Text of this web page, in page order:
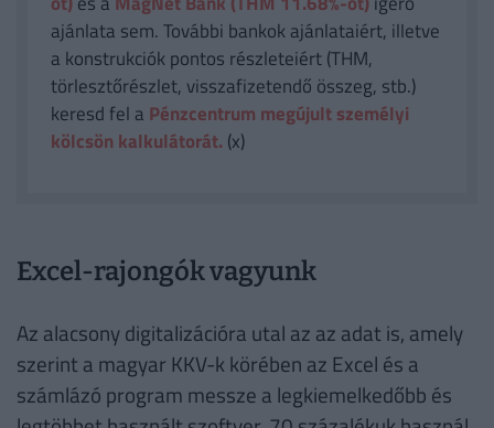
ajánlata sem. További bankok ajánlataiért, illetve
a konstrukciók pontos részleteiért (THM,
törlesztőrészlet, visszafizetendő összeg, stb.)
keresd fel a Pénzcentrum megújult személyi
kölcsön kalkulátorát. (x)
Excel-rajongók vagyunk
Az alacsony digitalizációra utal az az adat is, amely
szerint a magyar KKV-k körében az Excel és a
számlázó program messze a legkiemelkedőbb és